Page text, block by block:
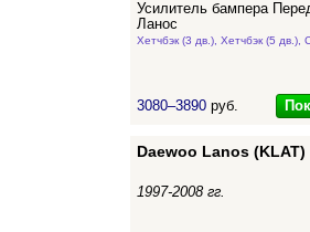
Усилитель бампера
Ланос
Хетчбэк (3 дв.), Хетчбэк (5 дв.),
3080–3890 руб.
Daewoo Lanos (KLAT)
1997-2008 гг.